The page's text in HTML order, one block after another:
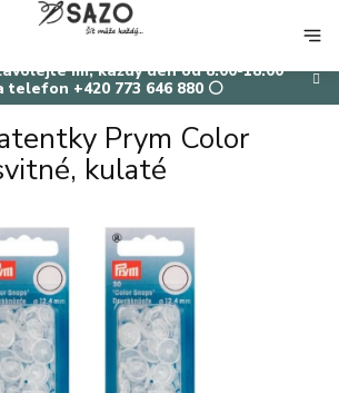
mi, každý den od 8:00-18:00
telefon +420 773 646 880 ⚪
KOŠÍK
Prym Color
kulaté